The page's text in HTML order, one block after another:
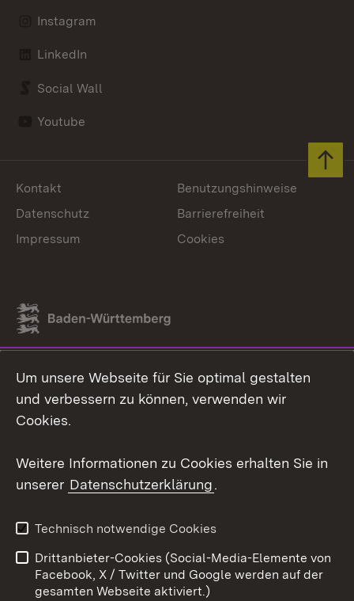
Instagram
LinkedIn
Social Wall
Youtube
Link zum Landesportal
Kontakt
Benutzungshinweise
Datenschutz
Barrierefreiheit
Impressum
Cookies
Um unsere Webseite für Sie optimal gestalten
und verbessern zu können, verwenden wir
Cookies.
Weitere Informationen zu Cookies erhalten Sie in
unserer Datenschutzerklärung.
Technisch notwendige Cookies
Drittanbieter-Cookies (Social-Media-Elemente von
Facebook, X / Twitter und Google werden auf der
gesamten Webseite aktiviert.)